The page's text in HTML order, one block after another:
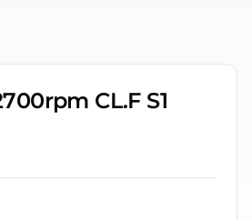
CL.F S1